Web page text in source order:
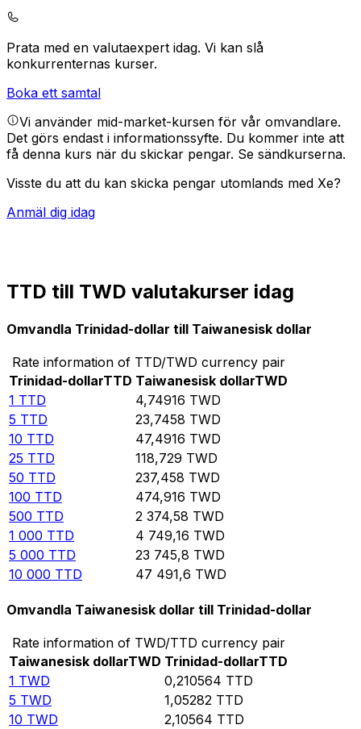
Prata med en valutaexpert idag. Vi kan slå
konkurrenternas kurser.
Boka ett samtal
Vi använder mid-market-kursen för vår omvandlare.
Det görs endast i informationssyfte. Du kommer inte att
få denna kurs när du skickar pengar. Se sändkurserna.
Visste du att du kan skicka pengar utomlands med Xe?
Anmäl dig idag
TTD till TWD valutakurser idag
Omvandla Trinidad-dollar till Taiwanesisk dollar
Rate information of TTD/TWD currency pair
Trinidad-dollarTTD Taiwanesisk dollarTWD
1 TTD 4,74916 TWD
5 TTD 23,7458 TWD
10 TTD 47,4916 TWD
25 TTD 118,729 TWD
50 TTD 237,458 TWD
100 TTD 474,916 TWD
500 TTD 2 374,58 TWD
1 000 TTD 4 749,16 TWD
5 000 TTD 23 745,8 TWD
10 000 TTD 47 491,6 TWD
Omvandla Taiwanesisk dollar till Trinidad-dollar
Rate information of TWD/TTD currency pair
Taiwanesisk dollarTWD Trinidad-dollarTTD
1 TWD 0,210564 TTD
5 TWD 1,05282 TTD
10 TWD 2,10564 TTD